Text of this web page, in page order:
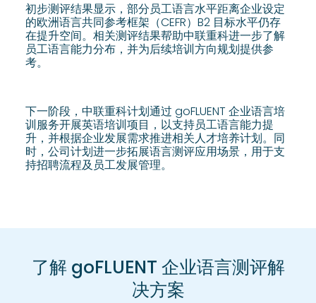
初步测评结果显示，部分员工语言水平距离企业设定
的欧洲语言共同参考框架（CEFR）B2 目标水平仍存
在提升空间。相关测评结果帮助中联重科进一步了解
员工语言能力分布，并为后续培训方向规划提供参
考。
下一阶段，中联重科计划通过 goFLUENT 企业语言培
训服务开展英语培训项目，以支持员工语言能力提
升，并根据企业发展需求推进相关人才培养计划。同
时，公司计划进一步拓展语言测评应用场景，用于支
持招聘流程及员工发展管理。
了解 goFLUENT 企业语言测评解
决方案